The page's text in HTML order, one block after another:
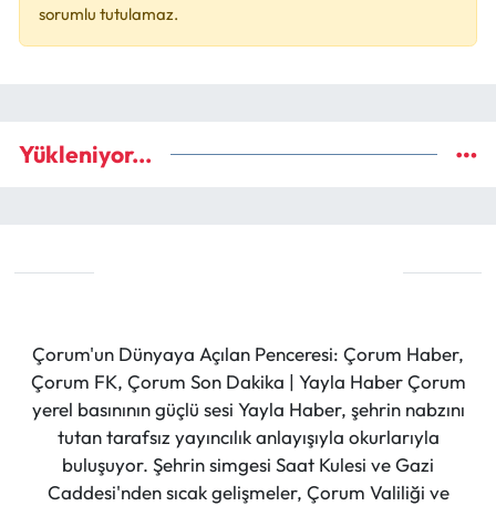
sorumlu tutulamaz.
Yükleniyor...
Çorum'un Dünyaya Açılan Penceresi: Çorum Haber,
Çorum FK, Çorum Son Dakika | Yayla Haber Çorum
yerel basınının güçlü sesi Yayla Haber, şehrin nabzını
tutan tarafsız yayıncılık anlayışıyla okurlarıyla
buluşuyor. Şehrin simgesi Saat Kulesi ve Gazi
Caddesi'nden sıcak gelişmeler, Çorum Valiliği ve